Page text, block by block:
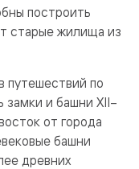
построить
старые жилища из
путешествий по
замки и башни XII–
от города
башни
древних